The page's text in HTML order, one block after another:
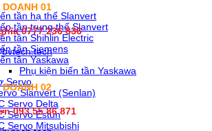
tần hạ thế Slanvert
tần trung thế Slanvert
tần Shihlin Electric
tần Siemens
tần Yaskawa
Phụ kiện biến tần Yaskawa
Servo
Slanvert (Senlan)
Servo Delta
Servo Estun
Servo Mitsubishi
DOANH 01
0777 236 836
DOANH 02
093 55 86 871